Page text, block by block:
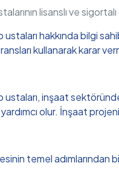
lisanslı ve
ustaları hakkında bilgi
kullanarak karar
ustaları, inşaat
olur. İnşaat
temel